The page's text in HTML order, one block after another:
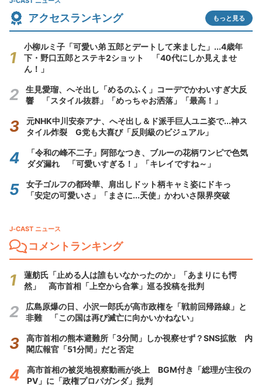
アクセスランキング もっと見る
小柳ルミ子「可愛い弟 五郎とデートして来ました」...4歳年
下・野口五郎とステキ2ショット 「40代にしか見えませ
ん！」
生見愛瑠、へそ出し「めるのふく」コーデでかわいすぎ大反
響 「スタイル抜群」「めっちゃお洒落」「最高！」
元NHK中川安奈アナ、へそ出し＆ド派手巨人ユニ姿で...神ス
タイル炸裂 G党も大喜び「反則級のビジュアル」
「令和の峰不二子」阿部なつき、ブルーの花柄ワンピで色気
ダダ漏れ 「可愛いすぎる！」「キレイですね～」
女子ゴルフの都玲華、肩出しドット柄キャミ姿にドキっ
「安定の可愛いさ」「まさに...天使」かわいさ限界突破
J-CAST ニュース
コメントランキング
蓮舫氏「止める人は誰もいなかったのか」「あまりにも愕
然」 高市首相「上空から合掌」巡る投稿を批判
広島原爆の日、小沢一郎氏が高市政権を「戦前回帰路線」と
非難 「この国は再び滅亡に向かいかねない」
高市首相の熊本避難所「3分間」しか視察せず？SNS拡散 内
閣広報官「51分間」だと否定
高市首相の被災地視察動画が炎上 BGM付き「総理が主役の
PV」に「政権プロパガンダ」批判